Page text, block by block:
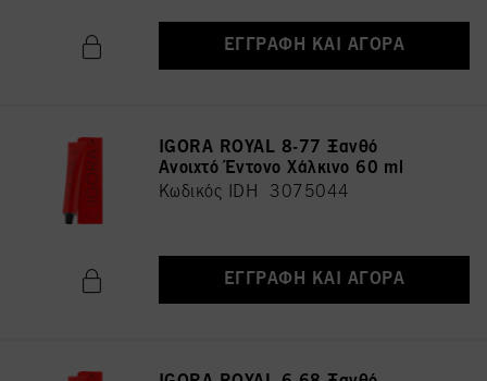
ΕΓΓΡΑΦΉ ΚΑΙ ΑΓΟΡΆ
IGORA ROYAL 8-77 Ξανθό
Ανοιχτό Έντονο Χάλκινο 60 ml
Κωδικός IDH 3075044
ΕΓΓΡΑΦΉ ΚΑΙ ΑΓΟΡΆ